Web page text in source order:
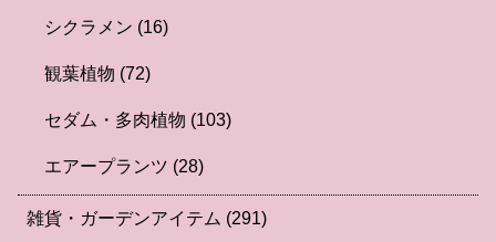
シクラメン (16)
観葉植物 (72)
セダム・多肉植物 (103)
エアープランツ (28)
雑貨・ガーデンアイテム (291)